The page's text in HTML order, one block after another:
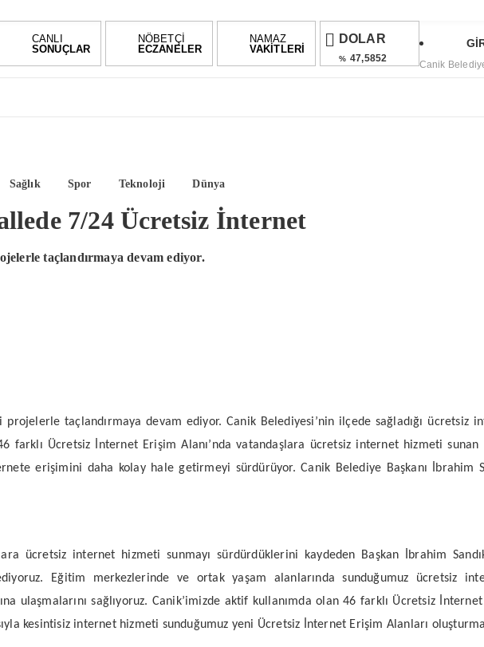
CANLI
SONUÇLAR
NÖBETÇİ
ECZANELER
NAMAZ
VAKİTLERİ
DOLAR
% 47,5852
Sağlık Spor Teknoloji Dünya
Canik
7/24 Ücretsiz İnternet
taçlandırmaya devam ediyor.
projelerle taçlandırmaya devam ediyor. Canik Belediyesi’nin ilçede sağladığı
farklı Ücretsiz İnternet Erişim Alanı’nda vatandaşlara ücretsiz internet hizmeti
erişimini daha kolay hale getirmeyi sürdürüyor. Canik Belediye Başkanı İbrahim
ücretsiz internet hizmeti sunmayı sürdürdüklerini kaydeden Başkan İbrahim
Eğitim merkezlerinde ve ortak yaşam alanlarında sunduğumuz ücretsiz
ulaşmalarını sağlıyoruz. Canik’imizde aktif kullanımda olan 46 farklı Ücretsiz
kesintisiz internet hizmeti sunduğumuz yeni Ücretsiz İnternet Erişim Alanları